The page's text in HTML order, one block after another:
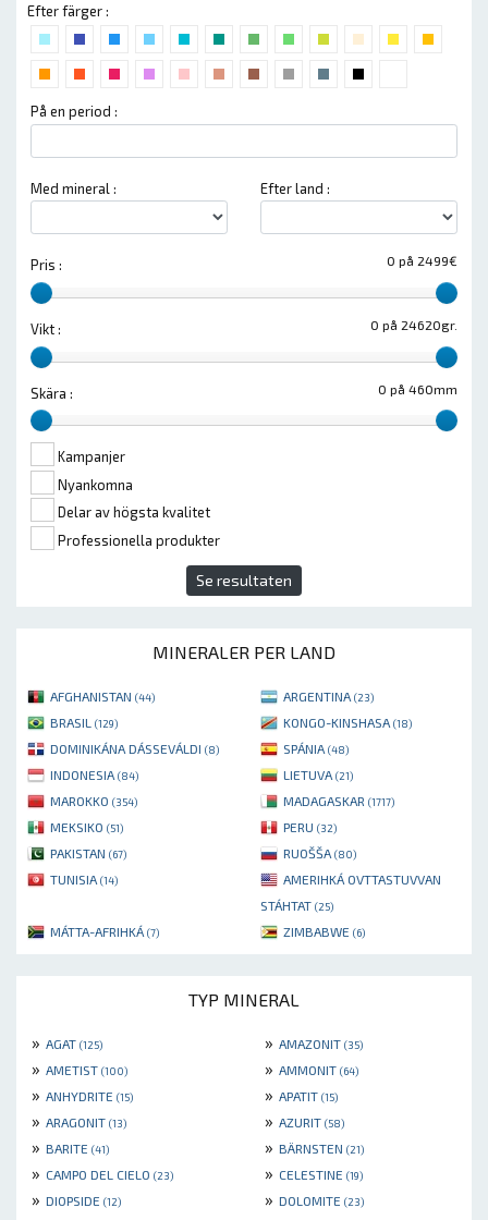
Efter färger :
På en period :
Med mineral : Efter land :
0 på 2499€
Pris :
0 på 24620gr.
Vikt :
0 på 460mm
Skära :
Kampanjer
Nyankomna
Delar av högsta kvalitet
Professionella produkter
Se resultaten
MINERALER PER LAND
AFGHANISTAN (44) ARGENTINA (23)
BRASIL (129) KONGO-KINSHASA (18)
DOMINIKÁNA DÁSSEVÁLDI (8) SPÁNIA (48)
INDONESIA (84) LIETUVA (21)
MAROKKO (354) MADAGASKAR (1717)
MEKSIKO (51) PERU (32)
PAKISTAN (67) RUOŠŠA (80)
TUNISIA (14)
AMERIHKÁ OVTTASTUVVAN
STÁHTAT (25)
MÁTTA-AFRIHKÁ (7) ZIMBABWE (6)
TYP MINERAL
» AGAT (125) » AMAZONIT (35)
» AMETIST (100) » AMMONIT (64)
» ANHYDRITE (15) » APATIT (15)
» ARAGONIT (13) » AZURIT (58)
» BARITE (41) » BÄRNSTEN (21)
» CAMPO DEL CIELO (23) » CELESTINE (19)
» DIOPSIDE (12) » DOLOMITE (23)